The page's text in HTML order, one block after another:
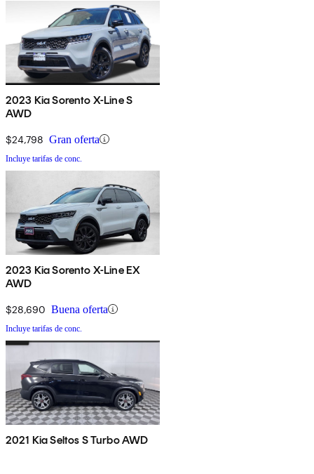
2023 Kia Sorento X-Line S
AWD
$24,798 Gran oferta
Incluye tarifas de conc.
2023 Kia Sorento X-Line EX
AWD
$28,690 Buena oferta
Incluye tarifas de conc.
2021 Kia Seltos S Turbo AWD